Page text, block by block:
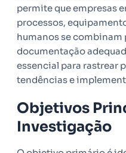
permite que empresas
processos,
humanos se combinam
documentação
essencial para rastrear
tendências e
Objetivos
Investigação